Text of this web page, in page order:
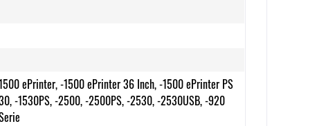
ePrinter, -1500 ePrinter 36 Inch, -1500 ePrinter PS
-1530PS, -2500, -2500PS, -2530, -2530USB, -920